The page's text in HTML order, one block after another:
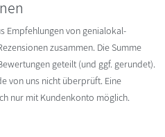
Empfehlungen von genialokal-
zusammen. Die Summe
geteilt (und ggf. gerundet).
von uns nicht überprüft. Eine
nur mit Kundenkonto möglich.